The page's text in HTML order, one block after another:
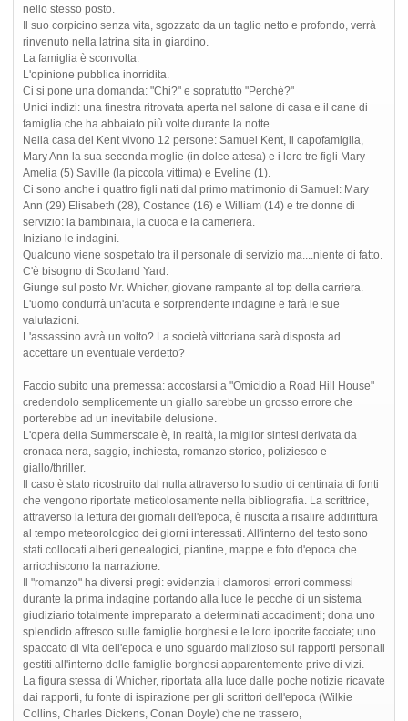
nello stesso posto.
Il suo corpicino senza vita, sgozzato da un taglio netto e profondo, verrà
rinvenuto nella latrina sita in giardino.
La famiglia è sconvolta.
L'opinione pubblica inorridita.
Ci si pone una domanda: "Chi?" e sopratutto "Perché?"
Unici indizi: una finestra ritrovata aperta nel salone di casa e il cane di
famiglia che ha abbaiato più volte durante la notte.
Nella casa dei Kent vivono 12 persone: Samuel Kent, il capofamiglia,
Mary Ann la sua seconda moglie (in dolce attesa) e i loro tre figli Mary
Amelia (5) Saville (la piccola vittima) e Eveline (1).
Ci sono anche i quattro figli nati dal primo matrimonio di Samuel: Mary
Ann (29) Elisabeth (28), Costance (16) e William (14) e tre donne di
servizio: la bambinaia, la cuoca e la cameriera.
Iniziano le indagini.
Qualcuno viene sospettato tra il personale di servizio ma....niente di fatto.
C'è bisogno di Scotland Yard.
Giunge sul posto Mr. Whicher, giovane rampante al top della carriera.
L'uomo condurrà un'acuta e sorprendente indagine e farà le sue
valutazioni.
L'assassino avrà un volto? La società vittoriana sarà disposta ad
accettare un eventuale verdetto?
Faccio subito una premessa: accostarsi a "Omicidio a Road Hill House"
credendolo semplicemente un giallo sarebbe un grosso errore che
porterebbe ad un inevitabile delusione.
L'opera della Summerscale è, in realtà, la miglior sintesi derivata da
cronaca nera, saggio, inchiesta, romanzo storico, poliziesco e
giallo/thriller.
Il caso è stato ricostruito dal nulla attraverso lo studio di centinaia di fonti
che vengono riportate meticolosamente nella bibliografia. La scrittrice,
attraverso la lettura dei giornali dell'epoca, è riuscita a risalire addirittura
al tempo meteorologico dei giorni interessati. All'interno del testo sono
stati collocati alberi genealogici, piantine, mappe e foto d'epoca che
arricchiscono la narrazione.
Il "romanzo" ha diversi pregi: evidenzia i clamorosi errori commessi
durante la prima indagine portando alla luce le pecche di un sistema
giudiziario totalmente impreparato a determinati accadimenti; dona uno
splendido affresco sulle famiglie borghesi e le loro ipocrite facciate; uno
spaccato di vita dell'epoca e uno sguardo malizioso sui rapporti personali
gestiti all'interno delle famiglie borghesi apparentemente prive di vizi.
La figura stessa di Whicher, riportata alla luce dalle poche notizie ricavate
dai rapporti, fu fonte di ispirazione per gli scrittori dell'epoca (Wilkie
Collins, Charles Dickens, Conan Doyle) che ne trassero,